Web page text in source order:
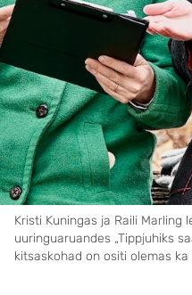
Kristi Kuningas ja Raili Marling
uuringuaruandes „Tippjuhiks
kitsaskohad on ositi olemas ka